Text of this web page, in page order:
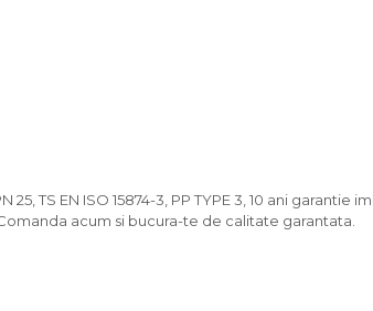
TS EN ISO 15874-3, PP TYPE 3, 10 ani garantie
acum si bucura-te de calitate garantata.